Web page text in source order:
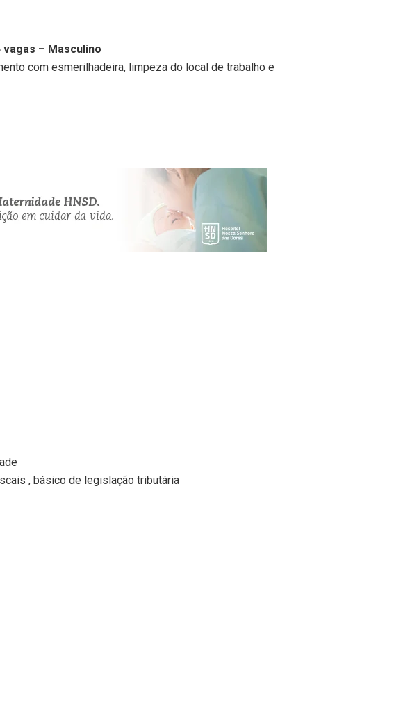
vagas – Masculino
com esmerilhadeira, limpeza do local de trabalho e
, básico de legislação tributária